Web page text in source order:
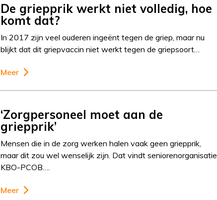
De griepprik werkt niet volledig, hoe
komt dat?
In 2017 zijn veel ouderen ingeënt tegen de griep, maar nu
blijkt dat dit griepvaccin niet werkt tegen de griepsoort…
Meer
‘Zorgpersoneel moet aan de
griepprik’
Mensen die in de zorg werken halen vaak geen griepprik,
maar dit zou wel wenselijk zijn. Dat vindt seniorenorganisatie
KBO-PCOB….
Meer